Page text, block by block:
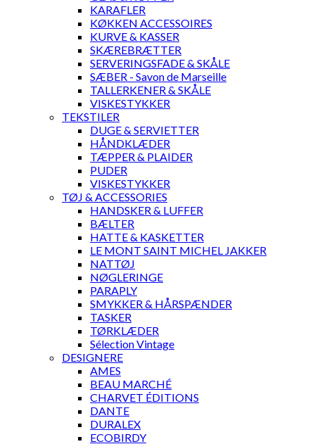
KARAFLER
KØKKEN ACCESSOIRES
KURVE & KASSER
SKÆREBRÆTTER
SERVERINGSFADE & SKÅLE
SÆBER - Savon de Marseille
TALLERKENER & SKÅLE
VISKESTYKKER
TEKSTILER
DUGE & SERVIETTER
HÅNDKLÆDER
TÆPPER & PLAIDER
PUDER
VISKESTYKKER
TØJ & ACCESSORIES
HANDSKER & LUFFER
BÆLTER
HATTE & KASKETTER
LE MONT SAINT MICHEL JAKKER
NATTØJ
NØGLERINGE
PARAPLY
SMYKKER & HÅRSPÆNDER
TASKER
TØRKLÆDER
Sélection Vintage
DESIGNERE
AMES
BEAU MARCHÉ
CHARVET ÉDITIONS
DANTE
DURALEX
ECOBIRDY